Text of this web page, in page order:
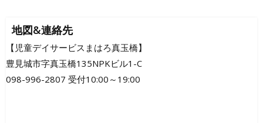
地図&連絡先
【児童デイサービスまはろ真玉橋】
豊見城市字真玉橋135NPKビル1-C
098-996-2807 受付10:00～19:00